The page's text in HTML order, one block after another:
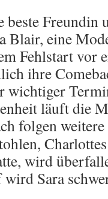
beste Freundin
Blair, eine
Fehlstart vor
ihre
wichtiger
läuft die
folgen
wird
Sara